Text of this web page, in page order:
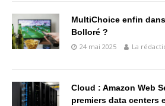
MultiChoice enfin
Bolloré ?
24 mai 2025 La
Cloud : Amazon Web
premiers data centers